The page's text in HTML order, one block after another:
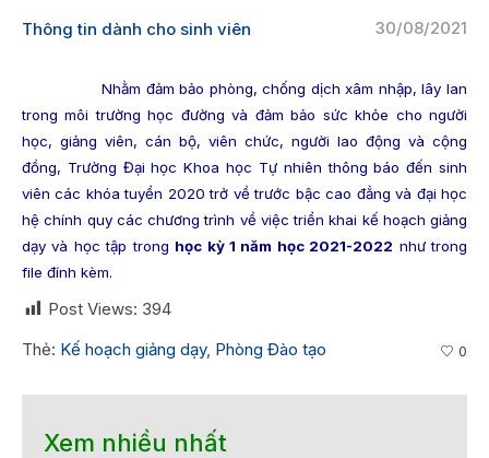
30/08/2021
Thông tin dành cho sinh viên
Nhằm đảm bảo phòng, chống dịch xâm nhập, lây lan
trong môi trường học đường và đảm bảo sức khỏe cho người
học, giảng viên, cán bộ, viên chức, người lao động và cộng
đồng, Trường Đại học Khoa học Tự nhiên thông báo đến sinh
viên các khóa tuyển 2020 trở về trước bậc cao đẳng và đại học
hệ chính quy các chương trình về việc triển khai kế hoạch giảng
dạy và học tập trong học kỳ 1 năm học 2021-2022 như trong
file đính kèm.
Post Views: 394
Thẻ: Kế hoạch giảng dạy, Phòng Đào tạo 0
Xem nhiều nhất